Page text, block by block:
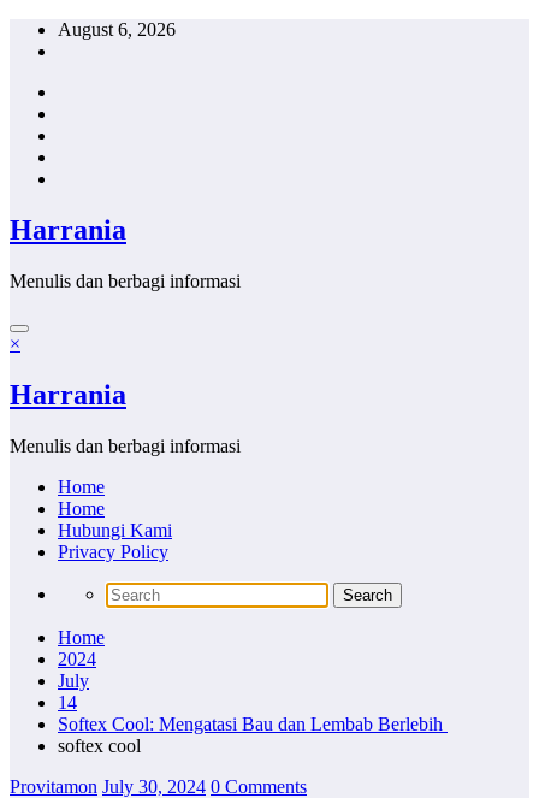
Skip
August 6, 2026
Harrania
Menulis dan berbagi informasi
×
Harrania
Menulis dan berbagi informasi
Home
Home
Hubungi Kami
Privacy Policy
Home
2024
July
14
Softex Cool: Mengatasi Bau dan Lembab Berlebih
softex cool
Provitamon July 30, 2024 0 Comments